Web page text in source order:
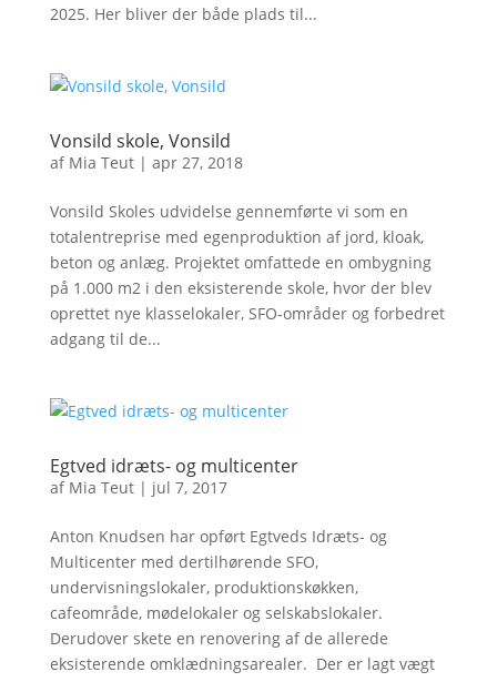
2025. Her bliver der både plads til...
Vonsild skole, Vonsild
af Mia Teut| apr 27, 2018
Vonsild Skoles udvidelse gennemførte vi som en
totalentreprise med egenproduktion af jord, kloak,
beton og anlæg. Projektet omfattede en ombygning
på 1.000 m2 i den eksisterende skole, hvor der blev
oprettet nye klasselokaler, SFO-områder og forbedret
adgang til de...
Egtved idræts- og multicenter
af Mia Teut| jul 7, 2017
Anton Knudsen har opført Egtveds Idræts- og
Multicenter med dertilhørende SFO,
undervisningslokaler, produktionskøkken,
cafeområde, mødelokaler og selskabslokaler.
Derudover skete en renovering af de allerede
eksisterende omklædningsarealer. Der er lagt vægt